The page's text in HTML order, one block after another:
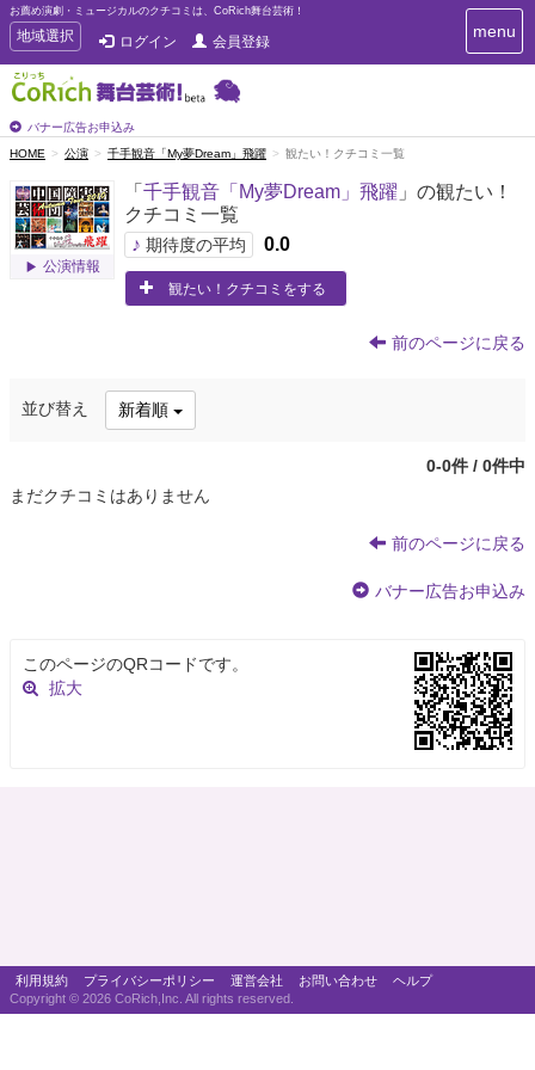
お薦め演劇・ミュージカルのクチコミは、CoRich舞台芸術！
T
o
g
g
e
n
v
i
g
地域選択 ログイン 会員登録
バナー広告お申込み
T
o
a
i
menu
HOME 公演 千手観音「My夢Dream」飛躍 観たい！クチコミ一覧
公演情報
「 千手観音「My夢Dream」飛躍 」の観たい！
クチコミ一覧
♪ 期待度の平均 0.0
観たい！クチコミをする
前のページに戻る
並び替え 新着順
0-0件 / 0件中
まだクチコミはありません
前のページに戻る
バナー広告お申込み
このページのQRコードです。
拡大
利用規約 プライバシーポリシー 運営会社 お問い合わせ
ヘルプ
Copyright © 2026 CoRich,Inc. All rights reserved.